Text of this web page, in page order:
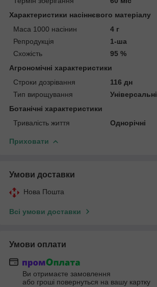
Характеристики насіннєвого матеріалу
Маса 1000 насінин
4 г
Репродукція
1-ша
Схожість
95 %
Агрономічні характеристики
Строки дозрівання
116 дн
Тип вирощування
Універсальні
Ботанічні характеристики
Тривалість життя
Однорічні
Приховати
Умови доставки
Нова Пошта
Всі умови доставки
Умови оплати
Ви отримаєте замовлення
або гроші повернуться на вашу картку